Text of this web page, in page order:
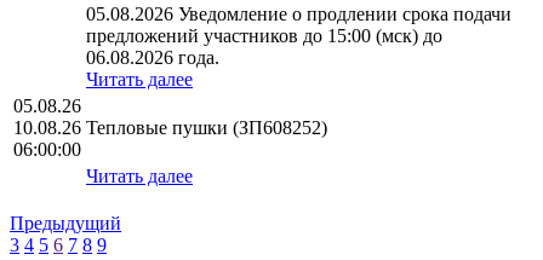
05.08.2026 Уведомление о продлении срока подачи
предложений участников до 15:00 (мск) до
06.08.2026 года.
Читать далее
05.08.26
10.08.26
06:00:00
Тепловые пушки (ЗП608252)
Читать далее
Предыдущий
3 4 5 6 7 8 9